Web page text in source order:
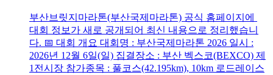
부산브릿지마라톤(부산국제마라톤) 공식 홈페이지에
대회 정보가 새로 공개되어 최신 내용으로 정리했습니
다. 📅 대회 개요 대회명 : 부산국제마라톤 2026 일시 :
2026년 12월 6일(일) 집결장소 : 부산 벡스코(BEXCO) 제
1전시장 참가종목 : 풀코스(42.195km), 10km 로드레이스